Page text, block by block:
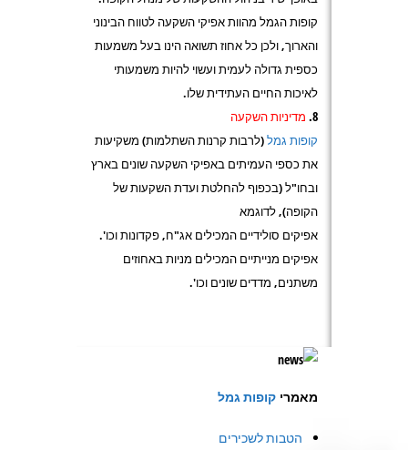
קופות הגמל מהוות אפיקי השקעה לטווח הבינוני
והארוך, ולכן כל אחוז תשואה הינו בעל משמעות
כספית גדולה לעמית ועשוי להיות משמעותי
לאיכות החיים העתידית שלו.
מדיניות השקעה
קופות גמל(לרבות קרנות השתלמות) משקיעות
את כספי העמיתים באפיקי השקעה שונים בארץ
ובחו"ל (בכפוף להחלטת ועדת השקעות של
הקופה), לדוגמא
אפיקים סולידיים המכילים אג"ח, פקדונות וכו'.
אפיקים מנייתיים המכילים מניות באחוזים
משתנים, מדדים שונים וכו'.
מאמרי קופות גמל
הטבות לשכירים